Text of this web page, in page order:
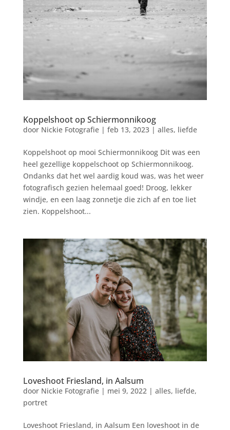
Koppelshoot op Schiermonnikoog
door Nickie Fotografie| feb 13, 2023| alles, liefde
Koppelshoot op mooi Schiermonnikoog Dit was een
heel gezellige koppelschoot op Schiermonnikoog.
Ondanks dat het wel aardig koud was, was het weer
fotografisch gezien helemaal goed! Droog, lekker
windje, en een laag zonnetje die zich af en toe liet
zien. Koppelshoot...
Loveshoot Friesland, in Aalsum
door Nickie Fotografie| mei 9, 2022| alles, liefde,
portret
Loveshoot Friesland, in Aalsum Een loveshoot in de